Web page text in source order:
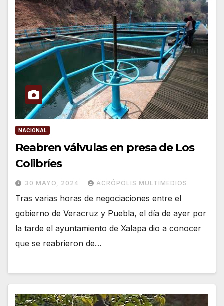
NACIONAL
Reabren válvulas en presa de Los
Colibríes
30 MAYO, 2024 ACRÓPOLIS MULTIMEDIOS
Tras varias horas de negociaciones entre el
gobierno de Veracruz y Puebla, el día de ayer por
la tarde el ayuntamiento de Xalapa dio a conocer
que se reabrieron de…